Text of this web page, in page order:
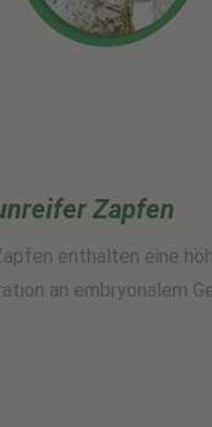
Zapfen
enthalten eine
an embryonalem